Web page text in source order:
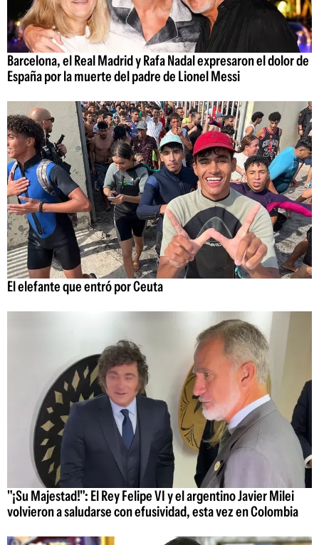
Barcelona, el Real Madrid y Rafa Nadal expresaron el dolor de
España por la muerte del padre de Lionel Messi
El elefante que entró por Ceuta
"¡Su Majestad!": El Rey Felipe VI y el argentino Javier Milei
volvieron a saludarse con efusividad, esta vez en Colombia